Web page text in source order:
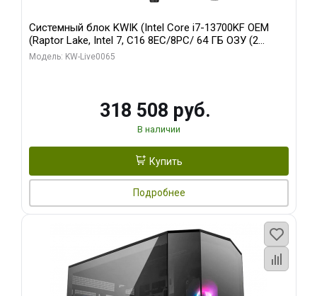
Системный блок KWIK (Intel Core i7-13700KF OEM
(Raptor Lake, Intel 7, C16 8EC/8PC/ 64 ГБ ОЗУ (2
модуля)/ ASUS RTX5080 PROART OC 16GB GDDR7
Модель: KW-Live0065
318 508 руб.
В наличии
Купить
Подробнее